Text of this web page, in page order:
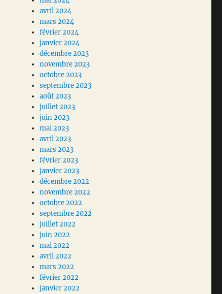
avril 2024
mars 2024
février 2024
janvier 2024
décembre 2023
novembre 2023
octobre 2023
septembre 2023
août 2023
juillet 2023
juin 2023
mai 2023
avril 2023
mars 2023
février 2023
janvier 2023
décembre 2022
novembre 2022
octobre 2022
septembre 2022
juillet 2022
juin 2022
mai 2022
avril 2022
mars 2022
février 2022
janvier 2022